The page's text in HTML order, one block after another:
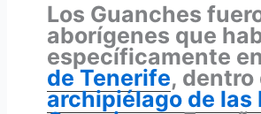
Los Guanches
aborígenes que
específicamente
de Tenerife, dentro
archipiélago de las